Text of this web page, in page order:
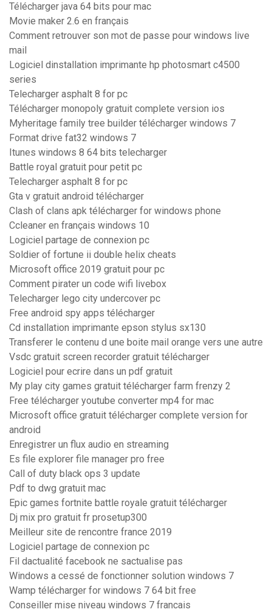
Télécharger java 64 bits pour mac
Movie maker 2.6 en français
Comment retrouver son mot de passe pour windows live
mail
Logiciel dinstallation imprimante hp photosmart c4500
series
Telecharger asphalt 8 for pc
Télécharger monopoly gratuit complete version ios
Myheritage family tree builder télécharger windows 7
Format drive fat32 windows 7
Itunes windows 8 64 bits telecharger
Battle royal gratuit pour petit pc
Telecharger asphalt 8 for pc
Gta v gratuit android télécharger
Clash of clans apk télécharger for windows phone
Ccleaner en français windows 10
Logiciel partage de connexion pc
Soldier of fortune ii double helix cheats
Microsoft office 2019 gratuit pour pc
Comment pirater un code wifi livebox
Telecharger lego city undercover pc
Free android spy apps télécharger
Cd installation imprimante epson stylus sx130
Transferer le contenu d une boite mail orange vers une autre
Vsdc gratuit screen recorder gratuit télécharger
Logiciel pour ecrire dans un pdf gratuit
My play city games gratuit télécharger farm frenzy 2
Free télécharger youtube converter mp4 for mac
Microsoft office gratuit télécharger complete version for
android
Enregistrer un flux audio en streaming
Es file explorer file manager pro free
Call of duty black ops 3 update
Pdf to dwg gratuit mac
Epic games fortnite battle royale gratuit télécharger
Dj mix pro gratuit fr prosetup300
Meilleur site de rencontre france 2019
Logiciel partage de connexion pc
Fil dactualité facebook ne sactualise pas
Windows a cessé de fonctionner solution windows 7
Wamp télécharger for windows 7 64 bit free
Conseiller mise niveau windows 7 francais